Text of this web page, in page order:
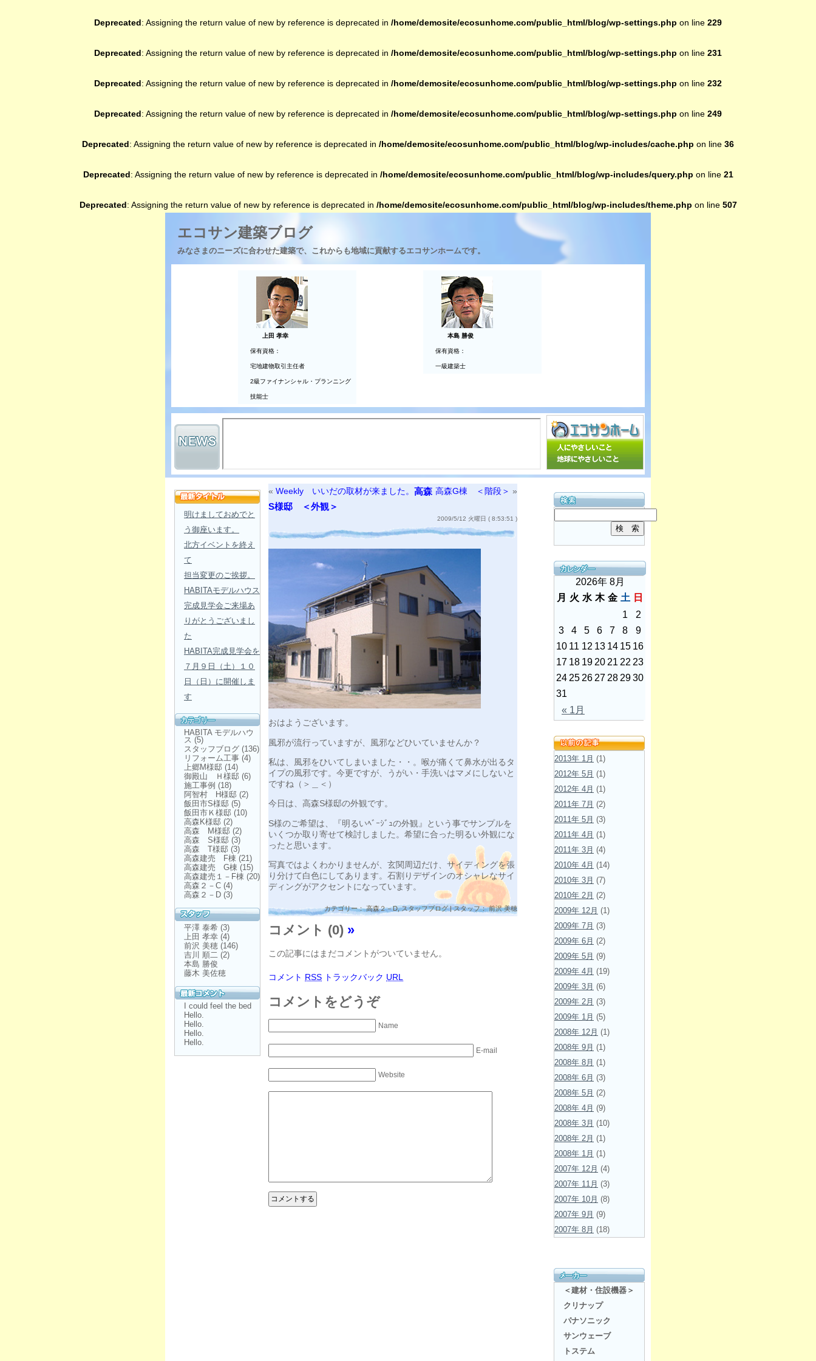
Deprecated: Assigning the return value of new by reference is deprecated in /home/demosite/ecosunhome.com/public_html/blog/wp-settings.php on line 229
Deprecated: Assigning the return value of new by reference is deprecated in /home/demosite/ecosunhome.com/public_html/blog/wp-settings.php on line 231
Deprecated: Assigning the return value of new by reference is deprecated in /home/demosite/ecosunhome.com/public_html/blog/wp-settings.php on line 232
Deprecated: Assigning the return value of new by reference is deprecated in /home/demosite/ecosunhome.com/public_html/blog/wp-settings.php on line 249
Deprecated: Assigning the return value of new by reference is deprecated in /home/demosite/ecosunhome.com/public_html/blog/wp-includes/cache.php on line 36
Deprecated: Assigning the return value of new by reference is deprecated in /home/demosite/ecosunhome.com/public_html/blog/wp-includes/query.php on line 21
Deprecated: Assigning the return value of new by reference is deprecated in /home/demosite/ecosunhome.com/public_html/blog/wp-includes/theme.php on line 507
エコサン建築ブログ
みなさまのニーズに合わせた建築で、これからも地域に貢献するエコサンホームです。
上田 孝幸
保有資格：
宅地建物取引主任者
2級ファイナンシャル・プランニング
技能士
本島 勝俊
保有資格：
一級建築士
明けましておめでと
う御座います。
北方イベントを終え
て
担当変更のご挨拶。
HABITAモデルハウス
完成見学会ご来場あ
りがとうございまし
た
HABITA完成見学会を
７月９日（土）１０
日（日）に開催しま
す
HABITA モデルハウ
ス (5)
スタッフブログ (136)
リフォーム工事 (4)
上郷M様邸 (14)
御殿山 Ｈ様邸 (6)
施工事例 (18)
阿智村 H様邸 (2)
飯田市S様邸 (5)
飯田市Ｋ様邸 (10)
高森K様邸 (2)
高森 M様邸 (2)
高森 S様邸 (3)
高森 T様邸 (3)
高森建売 F棟 (21)
高森建売 G棟 (15)
高森建売１－F棟 (20)
高森２－C (4)
高森２－D (3)
平澤 泰希 (3)
上田 孝幸 (4)
前沢 美穂 (146)
吉川 順二 (2)
本島 勝俊
藤木 美佐穂
I could feel the bed
Hello.
Hello.
Hello.
Hello.
« Weekly いいだの取材が来ました。 高森G棟 ＜階段＞ »
高森
S様邸 ＜外観＞
2009/5/12 火曜日 ( 8:53:51 )
おはようございます。
風邪が流行っていますが、風邪などひいていませんか？
私は、風邪をひいてしまいました・・。喉が痛くて鼻水が出るタ
イプの風邪です。今更ですが、うがい・手洗いはマメにしないと
ですね（＞＿＜）
今日は、高森S様邸の外観です。
S様のご希望は、『明るいﾍﾞｰｼﾞｭの外観』という事でサンプルを
いくつか取り寄せて検討しました。希望に合った明るい外観にな
ったと思います。
写真ではよくわかりませんが、玄関周辺だけ、サイディングを張
り分けて白色にしてあります。石割りデザインのオシャレなサイ
ディングがアクセントになっています。
カテゴリー：高森２－D,スタッフブログ| スタッフ： 前沢 美穂
コメント (0) »
この記事にはまだコメントがついていません。
コメント RSS トラックバック URL
コメントをどうぞ
Name
E-mail
Website
2026年 8月
月 火 水 木 金 土 日
« 1月
1
2
3
4 5 6 7 8
9
10 11 12 13 14 15 16
17 18 19 20 21 22 23
24 25 26 27 28 29 30
31
2013年 1月 (1)
2012年 5月 (1)
2012年 4月 (1)
2011年 7月 (2)
2011年 5月 (3)
2011年 4月 (1)
2011年 3月 (4)
2010年 4月 (14)
2010年 3月 (7)
2010年 2月 (2)
2009年 12月 (1)
2009年 7月 (3)
2009年 6月 (2)
2009年 5月 (9)
2009年 4月 (19)
2009年 3月 (6)
2009年 2月 (3)
2009年 1月 (5)
2008年 12月 (1)
2008年 9月 (1)
2008年 8月 (1)
2008年 6月 (3)
2008年 5月 (2)
2008年 4月 (9)
2008年 3月 (10)
2008年 2月 (1)
2008年 1月 (1)
2007年 12月 (4)
2007年 11月 (3)
2007年 10月 (8)
2007年 9月 (9)
2007年 8月 (18)
＜建材・住設機器＞
クリナップ
パナソニック
サンウェーブ
トステム